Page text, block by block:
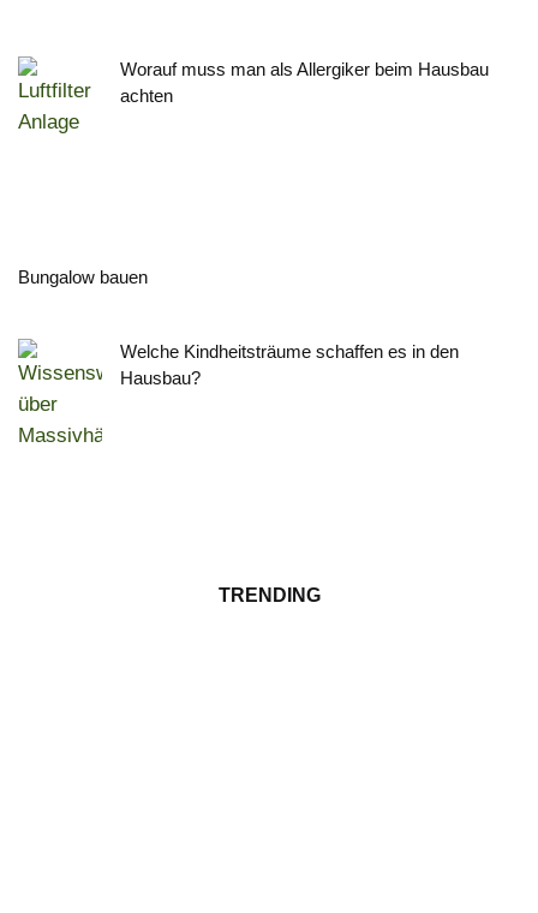
Worauf muss man als Allergiker beim Hausbau
achten
Bungalow bauen
Welche Kindheitsträume schaffen es in den
Hausbau?
TRENDING